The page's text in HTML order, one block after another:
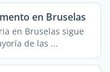
en Bruselas
en Bruselas sigue
de las ...